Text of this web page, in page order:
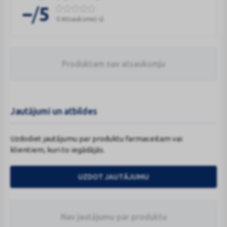
–/5 0 Atsauksme(-s)
Produktam nav atsauksmju
Jautājumi un atbildes
Uzdodiet jautājumu par produktu farmaceitam vai
klientiem, kuri to iegādājās.
UZDOT JAUTĀJUMU
Nav jautājumu par produktu